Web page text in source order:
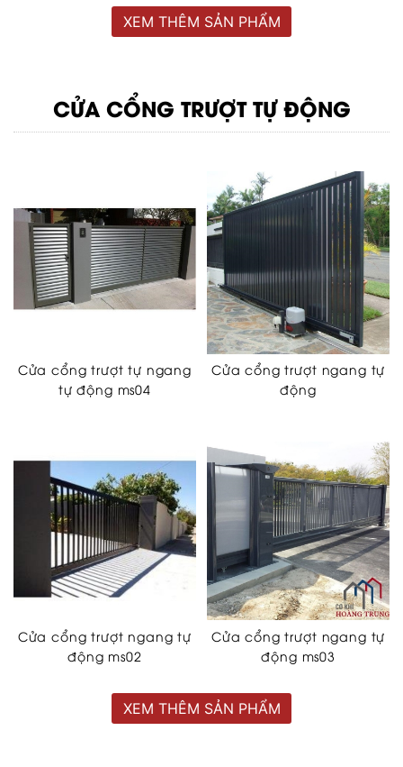
XEM THÊM SẢN PHẨM
CỬA CỔNG TRƯỢT TỰ ĐỘNG
Cửa cổng trượt tự ngang
tự động ms04
Cửa cổng trượt ngang tự
động
Cửa cổng trượt ngang tự
động ms02
Cửa cổng trượt ngang tự
động ms03
XEM THÊM SẢN PHẨM